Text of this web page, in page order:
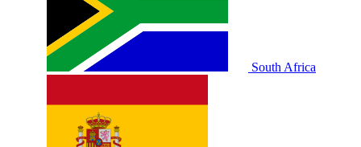
South Africa